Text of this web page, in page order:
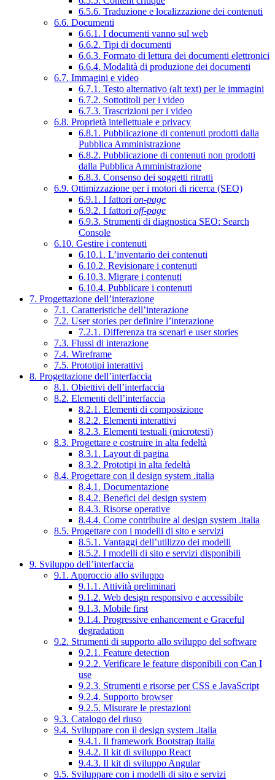
6.5.6. Traduzione e localizzazione dei contenuti
6.6. Documenti
6.6.1. I documenti vanno sul web
6.6.2. Tipi di documenti
6.6.3. Formato di lettura dei documenti elettronici
6.6.4. Modalità di produzione dei documenti
6.7. Immagini e video
6.7.1. Testo alternativo (alt text) per le immagini
6.7.2. Sottotitoli per i video
6.7.3. Trascrizioni per i video
6.8. Proprietà intellettuale e privacy
6.8.1. Pubblicazione di contenuti prodotti dalla
Pubblica Amministrazione
6.8.2. Pubblicazione di contenuti non prodotti
dalla Pubblica Amministrazione
6.8.3. Consenso dei soggetti ritratti
6.9. Ottimizzazione per i motori di ricerca (SEO)
6.9.1. I fattori on-page
6.9.2. I fattori off-page
6.9.3. Strumenti di diagnostica SEO: Search
Console
6.10. Gestire i contenuti
6.10.1. L’inventario dei contenuti
6.10.2. Revisionare i contenuti
6.10.3. Migrare i contenuti
6.10.4. Pubblicare i contenuti
7. Progettazione dell’interazione
7.1. Caratteristiche dell’interazione
7.2. User stories per definire l’interazione
7.2.1. Differenza tra scenari e user stories
7.3. Flussi di interazione
7.4. Wireframe
7.5. Prototipi interattivi
8. Progettazione dell’interfaccia
8.1. Obiettivi dell’interfaccia
8.2. Elementi dell’interfaccia
8.2.1. Elementi di composizione
8.2.2. Elementi interattivi
8.2.3. Elementi testuali (microtesti)
8.3. Progettare e costruire in alta fedeltà
8.3.1. Layout di pagina
8.3.2. Prototipi in alta fedeltà
8.4. Progettare con il design system .italia
8.4.1. Documentazione
8.4.2. Benefici del design system
8.4.3. Risorse operative
8.4.4. Come contribuire al design system .italia
8.5. Progettare con i modelli di sito e servizi
8.5.1. Vantaggi dell’utilizzo dei modelli
8.5.2. I modelli di sito e servizi disponibili
9. Sviluppo dell’interfaccia
9.1. Approccio allo sviluppo
9.1.1. Attività preliminari
9.1.2. Web design responsivo e accessibile
9.1.3. Mobile first
9.1.4. Progressive enhancement e Graceful
degradation
9.2. Strumenti di supporto allo sviluppo del software
9.2.1. Feature detection
9.2.2. Verificare le feature disponibili con Can I
use
9.2.3. Strumenti e risorse per CSS e JavaScript
9.2.4. Supporto browser
9.2.5. Misurare le prestazioni
9.3. Catalogo del riuso
9.4. Sviluppare con il design system .italia
9.4.1. Il framework Bootstrap Italia
9.4.2. Il kit di sviluppo React
9.4.3. Il kit di sviluppo Angular
9.5. Sviluppare con i modelli di sito e servizi